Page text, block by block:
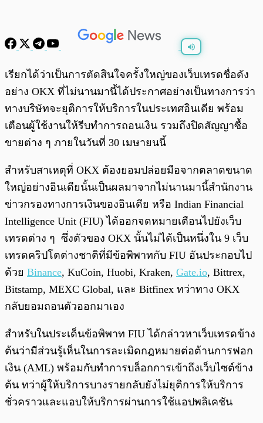
พร้อมเล่น 0:00
เรียกได้ว่าเป็นการตัดสินใจครั้งใหญ่ของเว็บเทรดชื่อดัง
อย่าง OKX ที่ไม่นานมานี้ได้ประกาศอย่างเป็นทางการว่า
ทางบริษัทจะยุติการให้บริการในประเทศอินเดีย พร้อม
เตือนผู้ใช้งานให้รีบทำการถอนเงิน รวมถึงปิดสัญญาซื้อ
ขายต่าง ๆ ภายในวันที่ 30 เมษายนนี้
สำหรับสาเหตุที่ OKX ต้องยอมปล่อยมือจากตลาดขนาด
ใหญ่อย่างอินเดียนั้นเป็นผลมาจากไม่นานมานี้สำนักงาน
ข่าวกรองทางการเงินของอินเดีย หรือ Indian Financial
Intelligence Unit (FIU) ได้ออกจดหมายเตือนไปยังเว็บ
เทรดต่าง ๆ ซึ่งตัวของ OKX นั้นไม่ได้เป็นหนึ่งใน 9 เว็บ
เทรดคริปโตต่างชาติที่มีข้อพิพาทกับ FIU อันประกอบไป
ด้วย Binance, KuCoin, Huobi, Kraken, Gate.io, Bittrex,
Bitstamp, MEXC Global, และ Bitfinex ทว่าทาง OKX
กลับยอมถอนตัวออกมาเอง
สำหรับในประเด็นข้อพิพาท FIU ได้กล่าวหาเว็บเทรดข้าง
ต้นว่ามีส่วนรู้เห็นในการละเมิดกฎหมายต่อต้านการฟอก
เงิน (AML) พร้อมกับทำการบล็อกการเข้าถึงเว็บไซต์ข้าง
ต้น ทว่าผู้ให้บริการบางรายกลับยังไม่ยุติการให้บริการ
ชั่วคราวและแอบให้บริการผ่านการใช้แอปพลิเคชัน